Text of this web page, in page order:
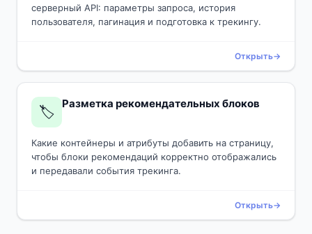
серверный API: параметры запроса, история
пользователя, пагинация и подготовка к трекингу.
Открыть
🏷️
Разметка рекомендательных блоков
Какие контейнеры и атрибуты добавить на страницу,
чтобы блоки рекомендаций корректно отображались
и передавали события трекинга.
Открыть